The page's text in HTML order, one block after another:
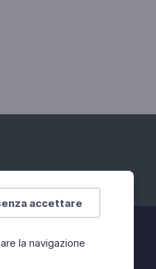
accettare
la navigazione